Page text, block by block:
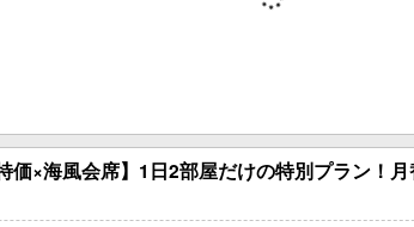
×海風会席】1日2部屋だけの特別プラン！